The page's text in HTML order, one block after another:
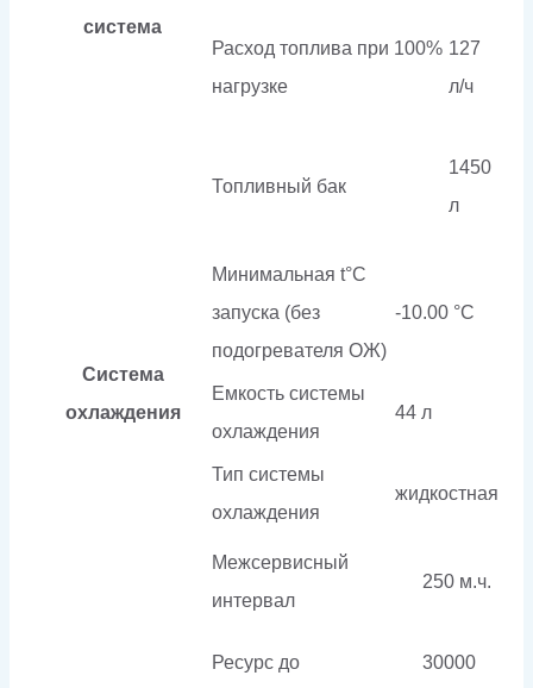
система
Расход топлива при 100%
нагрузке
127
л/ч
Топливный бак
1450
л
Система
охлаждения
Минимальная t°С
запуска (без
подогревателя ОЖ)
-10.00 °С
Емкость системы
охлаждения
44 л
Тип системы
охлаждения
жидкостная
Межсервисный
интервал
250 м.ч.
Ресурс до
30000